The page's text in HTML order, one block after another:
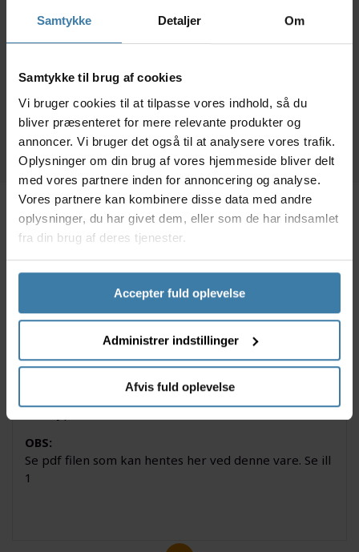
Samtykke Detaljer Om
Samtykke til brug af cookies
Vi bruger cookies til at tilpasse vores indhold, så du
bliver præsenteret for mere relevante produkter og
annoncer. Vi bruger det også til at analysere vores trafik.
Oplysninger om din brug af vores hjemmeside bliver delt
med vores partnere inden for annoncering og analyse.
Vores partnere kan kombinere disse data med andre
oplysninger, du har givet dem, eller som de har indsamlet
fra din brug af deres tjenester.
Accepter fuld oplevelse
Administrer indstillinger
Afvis fuld oplevelse
forhold - 120 ml
93,00kr.
10 dage
159,00kr.
Beskrivelse Specifikationer
bremseslange inkl. skrue og endestift. Modellen
hedder Shimano Alvio og er af typen M4050.
Specifikationer
Model: Shimano Alivio
Type: M4050
OBS:
Se pdf filen som kan hentes her ved denne vare. Se ill
1